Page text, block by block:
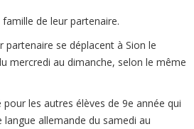
de leur partenaire.
partenaire se déplacent à Sion le
mercredi au dimanche, selon le même
les autres élèves de 9e année qui
allemande du samedi au